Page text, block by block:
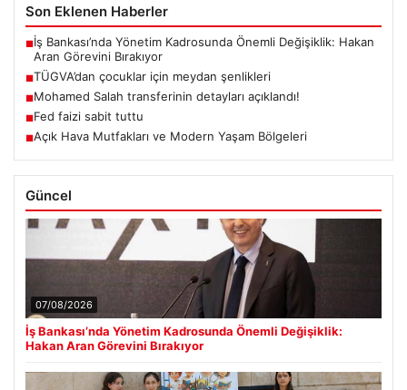
Son Eklenen Haberler
■İş Bankası’nda Yönetim Kadrosunda Önemli Değişiklik: Hakan
Aran Görevini Bırakıyor
■TÜGVA’dan çocuklar için meydan şenlikleri
■Mohamed Salah transferinin detayları açıklandı!
■Fed faizi sabit tuttu
■Açık Hava Mutfakları ve Modern Yaşam Bölgeleri
Güncel
07/08/2026
İş Bankası’nda Yönetim Kadrosunda Önemli Değişiklik:
Hakan Aran Görevini Bırakıyor